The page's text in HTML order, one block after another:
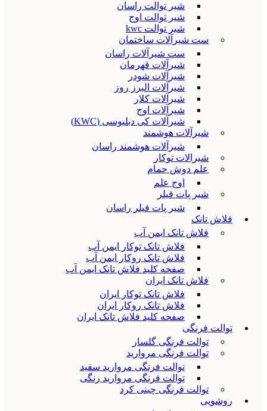
شیر توالت راسان
شیر توالت اوج
شیر توالت kwc
ست شیرآلات ساختمان
ست شیرآلات راسان
شیرآلات قهرمان
شیرآلات شودر
شیرآلات البرز روز
شیرآلات کلار
شیرآلات اوج
شیرآلات کی دبلیوسی (KWC)
شیرآلات هوشمند
شیرآلات هوشمند راسان
شیرالات توکار
علم دوش حمام
اوج علم
شیر پات فیلر
شیر پات فیلر راسان
فلاش تانک
فلاش تانک ایمن آب
فلاش تانک توکار ایمن آب
فلاش تانک روکار ایمن آب
صفحه کلید فلاش تانک ایمن آب
فلاش تانک ایران
فلاش تانک توکار ایران
فلاش تانک روکار ایران
صفحه کلید فلاش تانک ایران
توالت فرنگی
توالت فرنگی گلسار
توالت فرنگی مروارید
توالت فرنگی مروارید سفید
توالت فرنگی مروارید رنگی
توالت فرنگی چینی کرد
روشویی